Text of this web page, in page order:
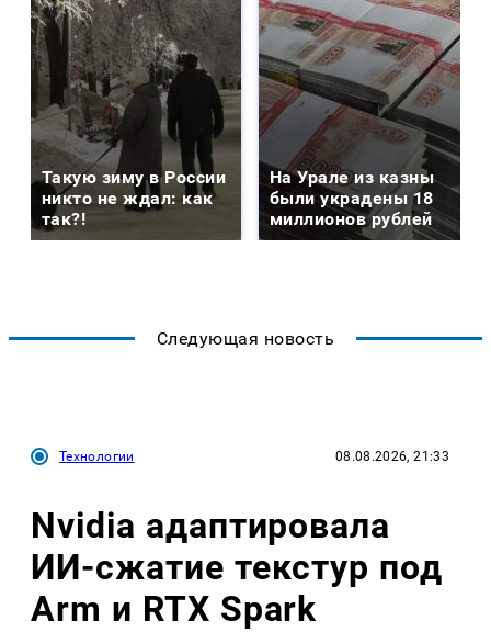
Такую зиму в России
никто не ждал: как
так?!
На Урале из казны
были украдены 18
миллионов рублей
Следующая новость
Технологии 08.08.2026, 21:33
Nvidia адаптировала
ИИ-сжатие текстур под
Arm и RTX Spark